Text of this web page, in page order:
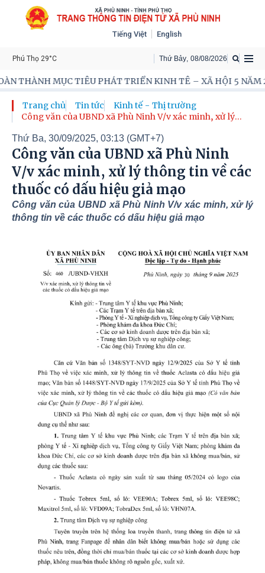
Tiếng Việt English
Thứ Bảy, 08/08/2026
Phú Thọ 29°C
PHÁT TRIỂN KINH TÊ – XÃ HỘI 5 NĂM 2026-2031!
Trang chủ Tin tức
Kinh tế - Thị trường
Công văn của UBND xã Phù Ninh V/v xác minh, xử lý
Thứ Ba, 30/09/2025, 03:13 (GMT+7)
Công văn của UBND xã Phù Ninh
V/v xác minh, xử lý thông tin về các
thuốc có dấu hiệu giả mạo
Công văn của UBND xã Phù Ninh V/v xác minh, xử lý
thông tin về các thuốc có dấu hiệu giả mạo